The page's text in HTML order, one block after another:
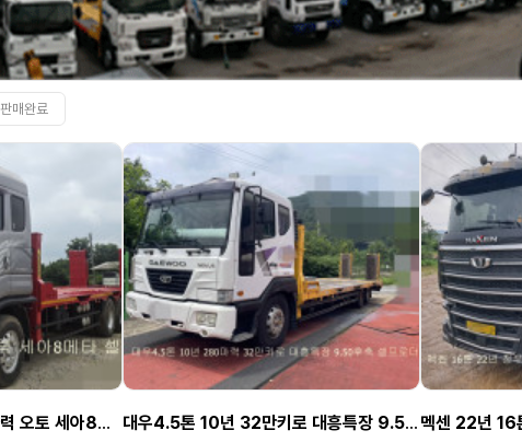
판매완료
대우16.5톤 13년 440마력 오토 세아8메타 셀프로더 대우4.5톤 10년 32만키로 대흥특장 9.50후축 셀프로더^^